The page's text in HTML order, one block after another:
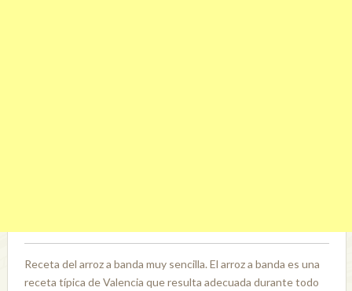
Receta del arroz a banda muy sencilla. El arroz a banda es una
receta típica de Valencia que resulta adecuada durante todo